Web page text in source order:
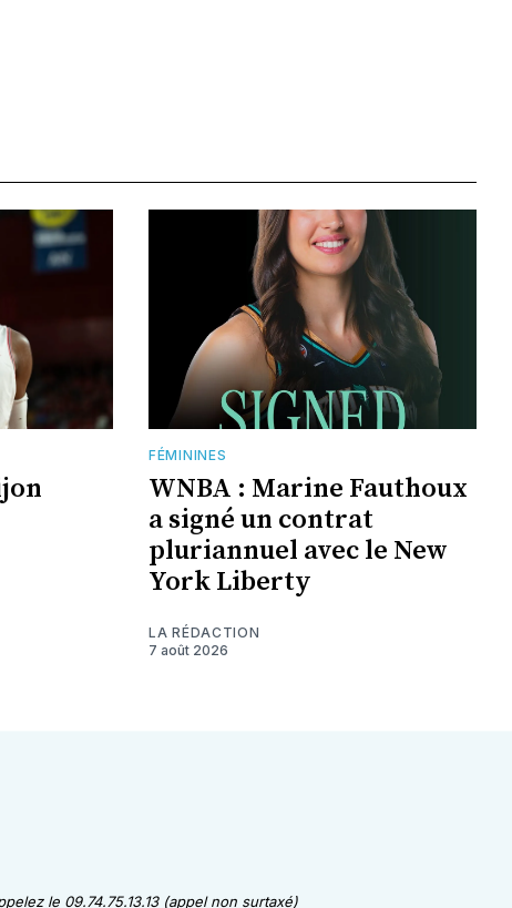
FÉMININES
WNBA : Marine Fauthoux
a signé un contrat
pluriannuel avec le New
York Liberty
LA RÉDACTION
7 août 2026
le 09.74.75.13.13 (appel non surtaxé)